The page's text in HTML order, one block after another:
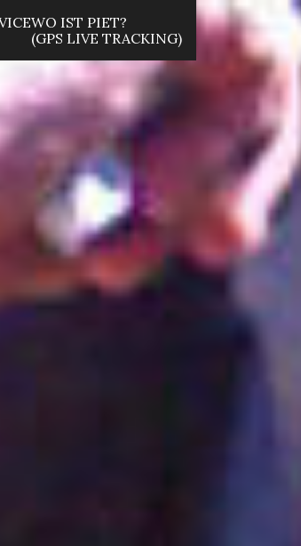
WO IST PIET?
(GPS LIVE TRACKING)